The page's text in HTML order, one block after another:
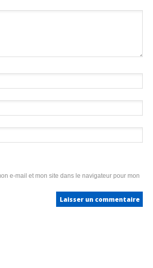
e-mail et mon site dans le navigateur pour mon